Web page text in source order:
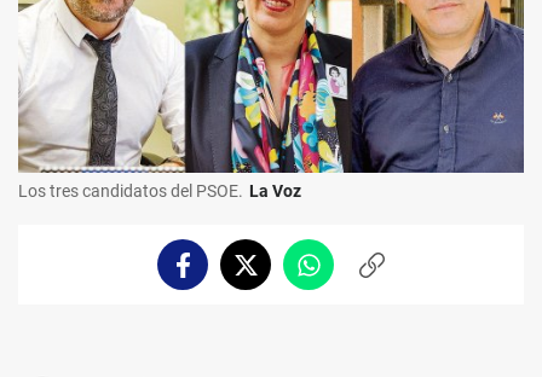
Los tres candidatos del PSOE. La Voz
FacebookTwitterWhatsappCopiar